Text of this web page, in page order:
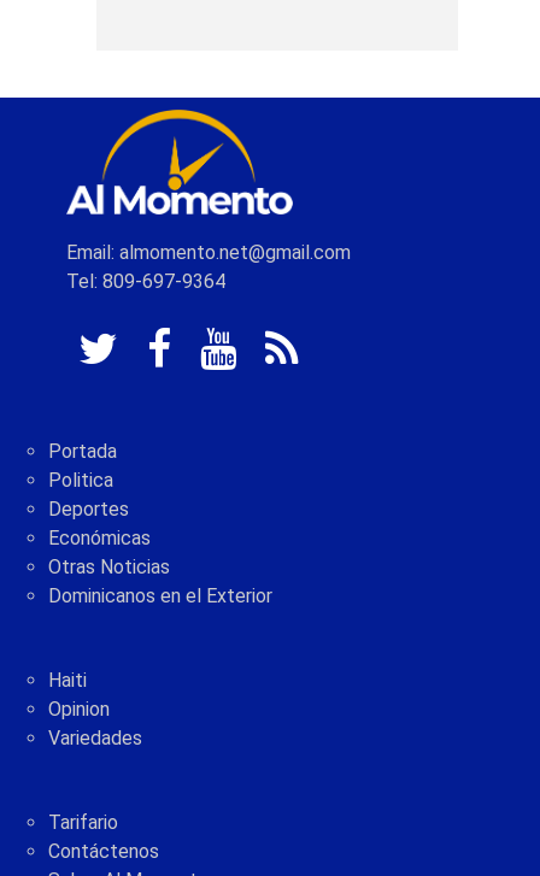
Email: almomento.net@gmail.com
Tel: 809-697-9364
Portada
Politica
Deportes
Económicas
Otras Noticias
Dominicanos en el Exterior
Haiti
Opinion
Variedades
Tarifario
Contáctenos